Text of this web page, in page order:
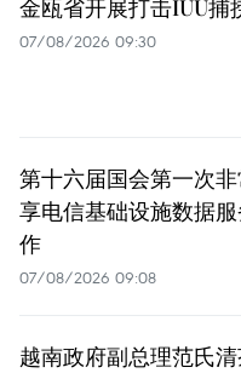
金瓯省开展打击IUU捕
07/08/2026 09:30
第十六届国会第一次
享电信基础设施数据
作
07/08/2026 09:08
越南政府副总理范氏